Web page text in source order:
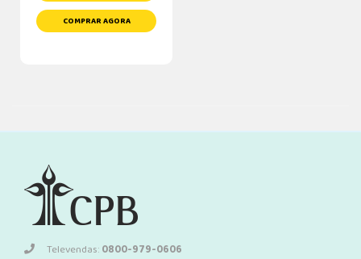
COMPRAR AGORA
Televendas:0800-979-0606